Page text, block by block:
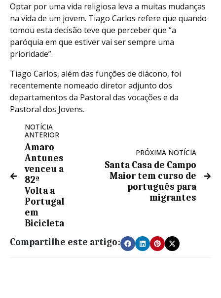
Optar por uma vida religiosa leva a muitas mudanças
na vida de um jovem. Tiago Carlos refere que quando
tomou esta decisão teve que perceber que “a
paróquia em que estiver vai ser sempre uma
prioridade”.
Tiago Carlos, além das funções de diácono, foi
recentemente nomeado diretor adjunto dos
departamentos da Pastoral das vocações e da
Pastoral dos Jovens.
NOTÍCIA
ANTERIOR
Amaro
Antunes
venceu a
82ª
Volta a
Portugal
em
Bicicleta
PRÓXIMA NOTÍCIA
Santa Casa de Campo
Maior tem curso de
português para
migrantes
Compartilhe este artigo: